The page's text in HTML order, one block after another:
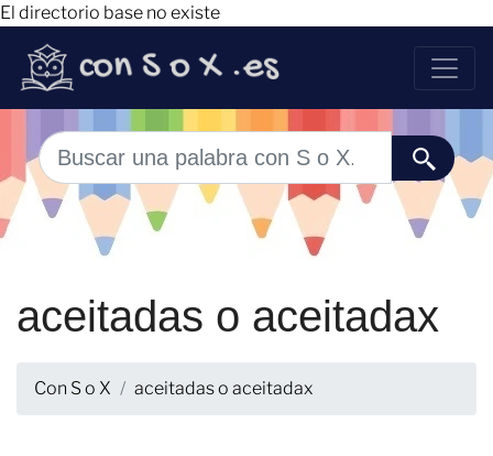
El directorio base no existe
aceitadas o aceitadax
Con S o X aceitadas o aceitadax